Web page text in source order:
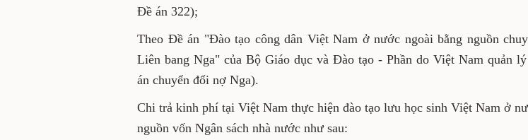
nước (gọi tắt là Đề án 322);
Theo Đề án "Đào tạo công dân Việt Nam ở nước ngoài bằng
đổi nợ với Liên bang Nga" của Bộ Giáo dục và Đào tạo - Phần
quản lý (gọi tắt là Đề án chuyển đổi nợ Nga).
Chi trả kinh phí tại Việt Nam thực hiện đào tạo lưu học sinh
nước ngoài bằng nguồn vốn Ngân sách nhà nước như sau: